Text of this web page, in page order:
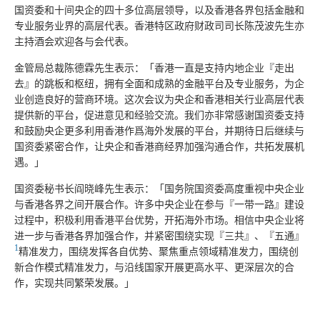
国资委和十间央企的四十多位高层领导，以及香港各界包括金融和
专业服务业界的高层代表。香港特区政府财政司司长陈茂波先生亦
主持酒会欢迎各与会代表。
金管局总裁陈德霖先生表示：「香港一直是支持内地企业『走出
去』的跳板和枢纽，拥有全面和成熟的金融平台及专业服务，为企
业创造良好的营商环境。这次会议为央企和香港相关行业高层代表
提供新的平台，促进意见和经验交流。我们亦非常感谢国资委支持
和鼓励央企更多利用香港作爲海外发展的平台，并期待日后继续与
国资委紧密合作，让央企和香港商经界加强沟通合作，共拓发展机
遇。」
国资委秘书长阎晓峰先生表示：「国务院国资委高度重视中央企业
与香港各界之间开展合作。许多中央企业在参与『一带一路』建设
过程中，积极利用香港平台优势，开拓海外市场。相信中央企业将
进一步与香港各界加强合作，并紧密围绕实现『三共』、『五通』
1精准发力，围绕发挥各自优势、聚焦重点领域精准发力，围绕创
新合作模式精准发力，与沿线国家开展更高水平、更深层次的合
作，实现共同繁荣发展。」